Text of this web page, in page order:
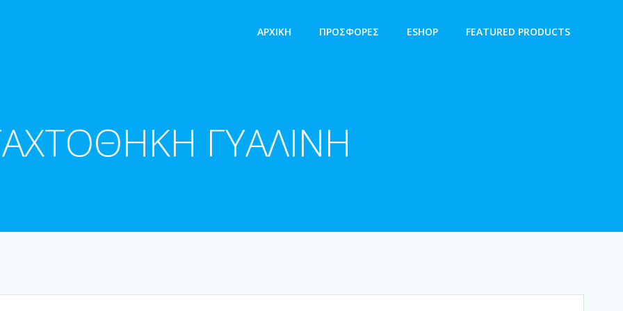
ΑΡΧΙΚΉ ΠΡΟΣΦΟΡΕΣ ESHOP FEATURED PRODUCTS
ΓΥΑΛΙΝΗ